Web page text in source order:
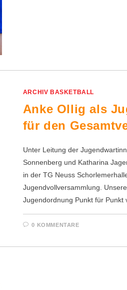
ARCHIV BASKETBALL
Anke Ollig als
für den
Unter Leitung der
Sonnenberg und Katharina
in der TG Neuss
Jugendvollversammlung.
Jugendordnung Punkt für Punkt
0 KOMMENTARE